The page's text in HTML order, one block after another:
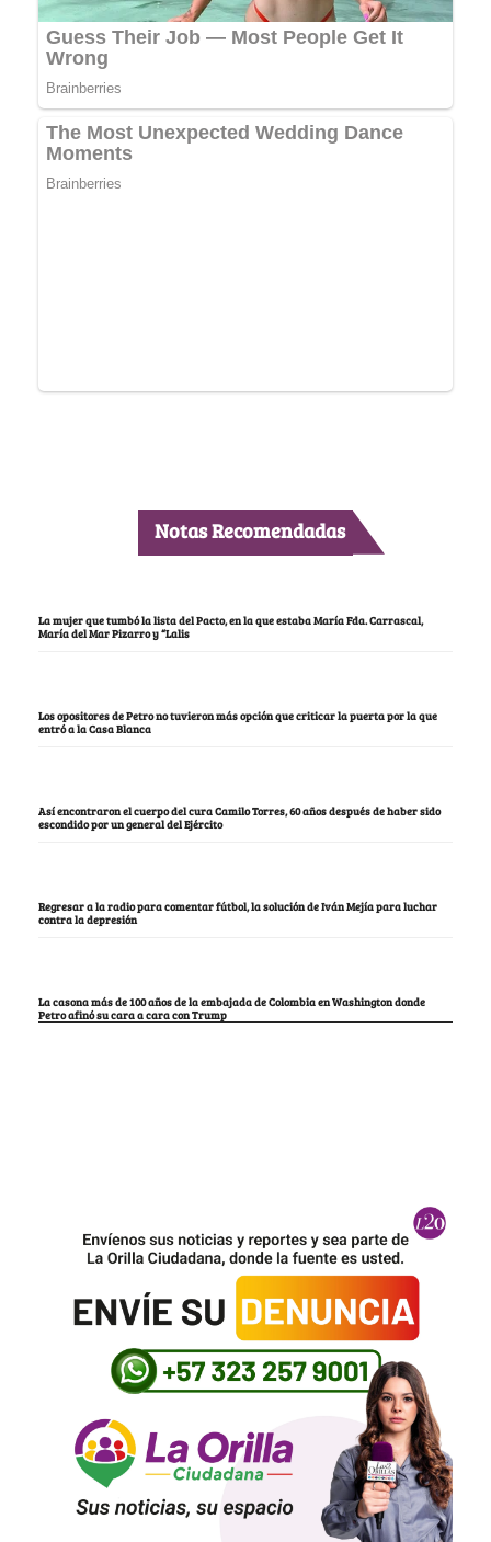
Notas Recomendadas
La mujer que tumbó la lista del Pacto, en la que estaba María Fda. Carrascal,
María del Mar Pizarro y “Lalis
Los opositores de Petro no tuvieron más opción que criticar la puerta por la que
entró a la Casa Blanca
Así encontraron el cuerpo del cura Camilo Torres, 60 años después de haber sido
escondido por un general del Ejército
Regresar a la radio para comentar fútbol, la solución de Iván Mejía para luchar
contra la depresión
La casona más de 100 años de la embajada de Colombia en Washington donde
Petro afinó su cara a cara con Trump